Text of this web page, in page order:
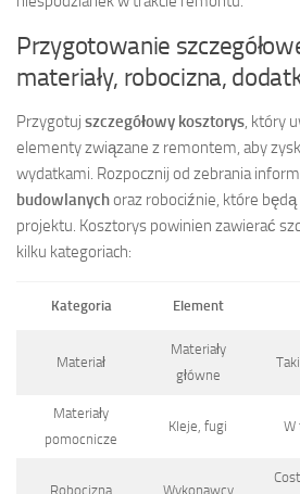
Przygotowanie
materiały, robocizna,
Przygotuj szczegółowy kosztorys , który
elementy związane z remontem, aby
wydatkami. Rozpocznij od zebrania
budowlanychoraz robociźnie, które
projektu. Kosztorys powinien zawierać
kilku kategoriach:
Kategoria Element
Materiał
Materiały
główne
Materiały
pomocnicze
Kleje, fugi W
Robocizna Wykonawcy